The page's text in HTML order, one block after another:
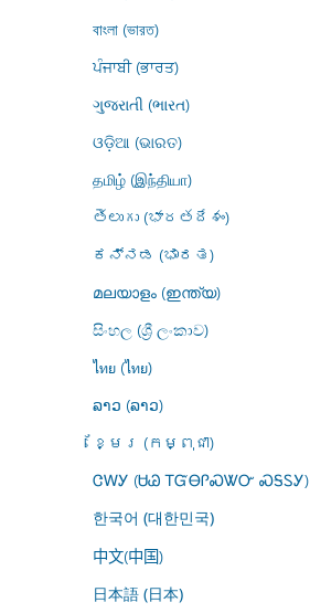
বাংলা (ভারত)
ਪੰਜਾਬੀ (ਭਾਰਤ)
ગુજરાતી (ભારત)
ଓଡ଼ିଆ (ଭାରତ)
தமிழ் (இந்தியா)
తెలుగు (భారతదేశం)
ಕನ್ನಡ (ಭಾರತ)
മലയാളം (ഇന്ത്യ)
සිංහල (ශ්‍රී ලංකාව)
ไทย (ไทย)
ລາວ (ລາວ)
ខ្មែរ (កម្ពុជា)
ᏣᎳᎩ (ᏌᏊ ᎢᏳᎾᎵᏍᏔᏅ ᏍᎦᏚᎩ)
한국어 (대한민국)
中文(中国)
日本語 (日本)